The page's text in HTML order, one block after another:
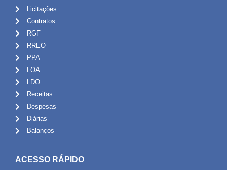
Licitações
Contratos
RGF
RREO
PPA
LOA
LDO
Receitas
Despesas
Diárias
Balanços
ACESSO RÁPIDO